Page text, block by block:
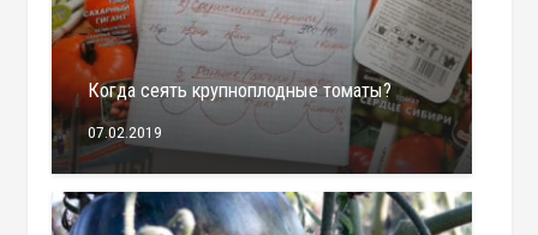
Когда сеять крупноплодные томаты?
07.02.2019